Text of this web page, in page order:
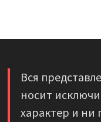
Вся
носит
характер и ни